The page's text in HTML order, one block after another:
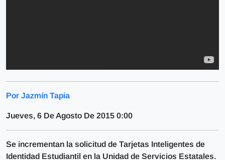
Por Jazmín Tapia
Jueves, 6 De Agosto De 2015 0:00
Se incrementan la solicitud de Tarjetas Inteligentes de
Identidad Estudiantil en la Unidad de Servicios Estatales.